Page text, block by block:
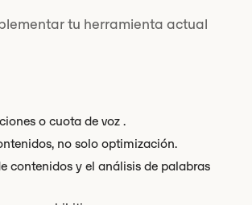
tu herramienta actual
o cuota de voz .
no solo optimización.
contenidos y el análisis de palabras